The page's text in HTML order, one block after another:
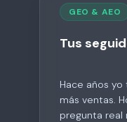
GEO & AEO
Tus
Hace años
más ventas.
pregunta real